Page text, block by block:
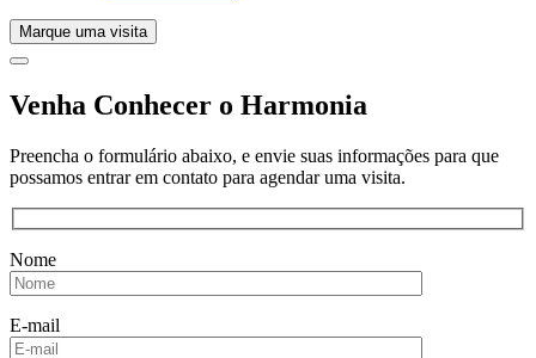
Marque uma visita
Venha Conhecer o Harmonia
Preencha o formulário abaixo, e envie suas informações para que
possamos entrar em contato para agendar uma visita.
Nome
E-mail